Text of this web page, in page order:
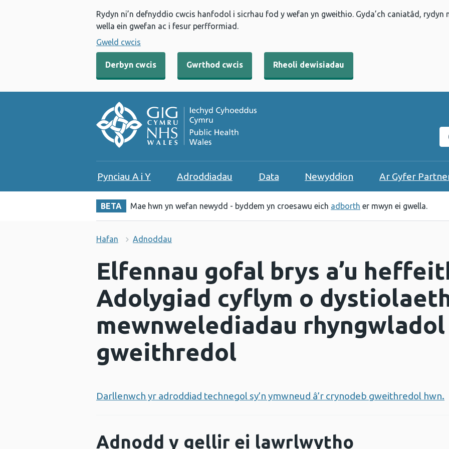
Rydyn ni’n defnyddio cwcis hanfodol i sicrhau fod y wefan yn gweithio. Gyda’ch caniatâd,
wella ein gwefan ac i fesur perfformiad.
Gweld cwcis
Derbyn cwcis Gwrthod cwcis Rheoli dewisiadau
Pynciau A i Y Adroddiadau Data Newyddion Ar Gyfer
BETA Mae hwn yn wefan newydd - byddem yn croesawu eich adborth er mwyn ei gwella.
Hafan Adnoddau
Elfennau gofal brys a’u
Adolygiad cyflym o
mewnwelediadau
gweithredol
Darllenwch yr adroddiad technegol sy’n ymwneud â’r crynodeb gweithredol hwn.
Adnodd y gellir ei lawrlwytho